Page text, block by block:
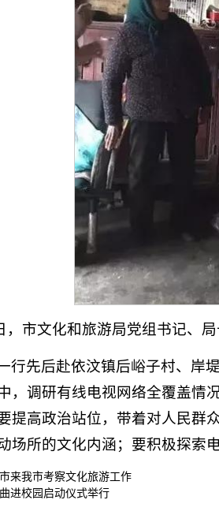
，市文化和旅游局党组书记、
行先后赴依汶镇后峪子村、岸
，调研有线电视网络全覆盖情
提高政治站位，带着对人民群
场所的文化内涵；要积极探索
来我市考察文化旅游工作
进校园启动仪式举行